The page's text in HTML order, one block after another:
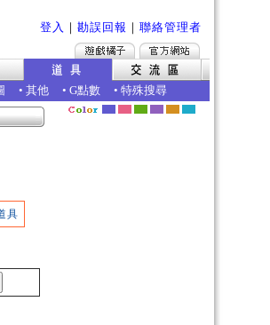
登入 ｜ 勘誤回報 ｜ 聯絡管理者
• 其他 • G點數 • 特殊搜尋
具